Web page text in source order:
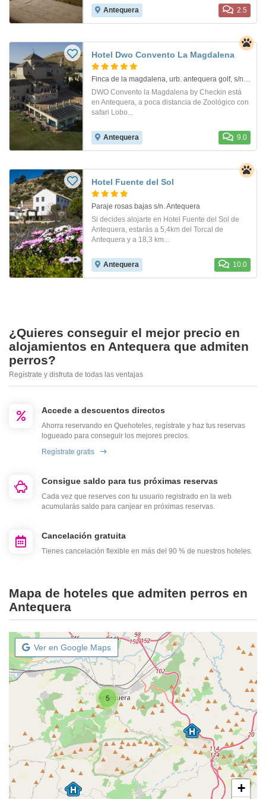
Antequera 2.5
Hotel Dwo Convento La Magdalena
DWO Convento la Magdalena by Checkin está
en Antequera, a poca distancia de Zoológico con
safari Lobo...
Antequera 9.0
Hotel Fuente del Sol
Paraje rosas bajas s/n. Antequera
Si decides alojarte en Hotel Fuente del Sol de
Antequera, estarás a 5,4km del Torcal de
Antequera y a 18,3 km...
Antequera 10.0
¿Quieres conseguir el mejor precio en
alojamientos en Antequera que admiten
perros?
Regístrate y disfruta de todas las ventajas
Accede a descuentos directos
Ahorra reservando en Quehoteles, regístrate y haz tus reservas
logueado para conseguir los mejores precios.
Regístrate gratis
Consigue saldo para tus próximas reservas
Cada vez que reserves con tu usuario registrado en la web
acumularás saldo para canjear en próximas reservas.
Cancelación gratuita
Tienes cancelación flexible en más del 90 % de nuestros hoteles.
Mapa de hoteles que admiten perros en
Antequera
Ver en Google Maps
5
+